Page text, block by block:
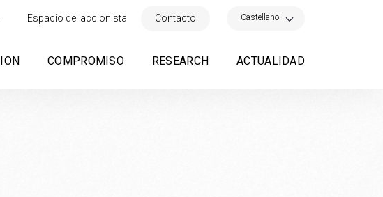
Espacio del accionista Contacto Castellano
COMPROMISO RESEARCH ACTUALIDAD